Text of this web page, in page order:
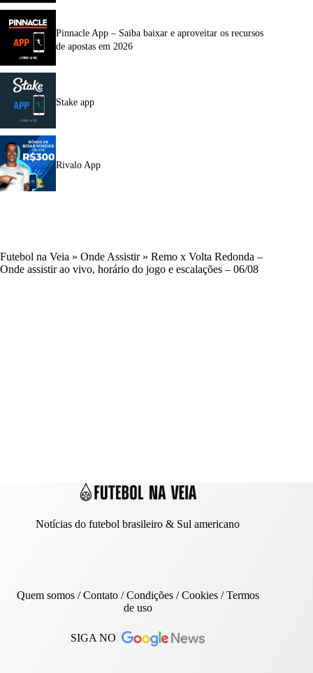
Pinnacle App – Saiba baixar e aproveitar os recursos
de apostas em 2026
Stake app
Rivalo App
Futebol na Veia » Onde Assistir» Remo x Volta Redonda –
Onde assistir ao vivo, horário do jogo e escalações – 06/08
Notícias do futebol brasileiro & Sul americano
Quem somos/Contato/ Condições /Cookies/Termos
de uso
SIGA NO